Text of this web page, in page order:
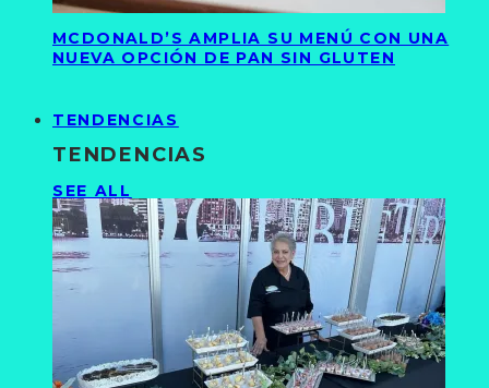
MCDONALD’S AMPLIA SU MENÚ CON UNA
NUEVA OPCIÓN DE PAN SIN GLUTEN
TENDENCIAS
TENDENCIAS
SEE ALL